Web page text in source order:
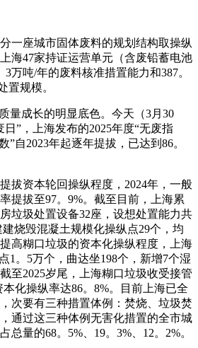
座城市固体废料的规划结构取操纵
海47家持证运营单元（含废铅蓄电池
万吨/年的废料核准措置能力和387。
置规模。
成长的明显底色。今天（3月30
日”，上海发布的2025年度“无废指
”自2023年起逐年提拔，已达到86。
资本轮回操纵程度，2024年，一般
提拔至97。9%。截至目前，上海累
垃圾处置设备32座，设想处置能力共
烧毁混凝土规模化操纵点29个，均
高糊口垃圾的资本化操纵程度，上海
1。5万个，曲达坐198个，新增7个湿
至2025岁尾，上海糊口垃圾收受接管
化操纵率达86。8%。目前上海已全
次要有三种措置体例：焚烧、垃圾焚
通过这三种体例无害化措置的全市城
总量的68。5%、19。3%、12。2%。